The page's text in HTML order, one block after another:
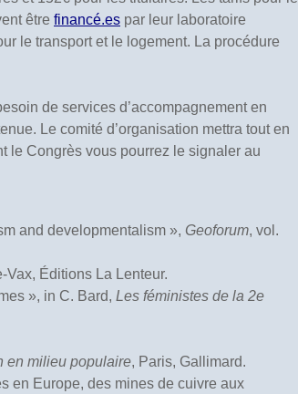
être financé.es par leur laboratoire
le transport et le logement. La procédure
de services d’accompagnement en
Le comité d’organisation mettra tout en
le Congrès vous pourrez le signaler au
and developmentalism », Geoforum, vol.
Vax, Éditions La Lenteur.
», in C. Bard, Les féministes de la 2e
en milieu populaire, Paris, Gallimard.
en Europe, des mines de cuivre aux